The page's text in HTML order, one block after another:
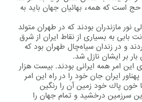
است كه همهء بهائیان جهان باید به
نور مازندران بودند كه در طهران متولد
بابی به بسیاری از نقاط ایران از شرق
و در زندان سیاه‌چال طهران بود كه
بر ایشان نازل شد.
این امر همه ایرانی بودند. بیست هزار
ایران جان خود را در راه این امر
خون پاك خود زمین آن را رنگین
سرزمین درخشید و تمام جهان را